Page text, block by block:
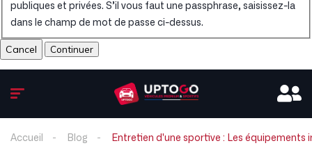
publiques et privées. S’il vous faut une passphrase, saisissez-la
dans le champ de mot de passe ci-dessus.
Cancel
Accueil Blog Entretien d'une sportive : Les équipements